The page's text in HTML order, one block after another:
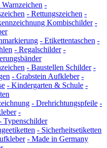
Warnzeichen -
- Rettungszeichen -
Kombischilder -
- Etikettentaschen -
- Regalschilder -
- Baustellen Schilder -
- Grabstein Aufkleber -
- Kindergarten & Schule -
- Drehrichtungspfeile -
-
Typenschilder
- Sicherheitsetiketten
- Made in Germany